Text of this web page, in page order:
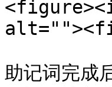
助记词完成